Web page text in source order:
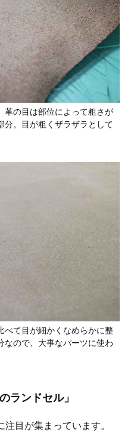
革の目は部位によって粗さが
分。目が粗くザラザラとして
べて目が細かくなめらかに整
なので、大事なパーツに使わ
ランドセル」
目が集まっています。